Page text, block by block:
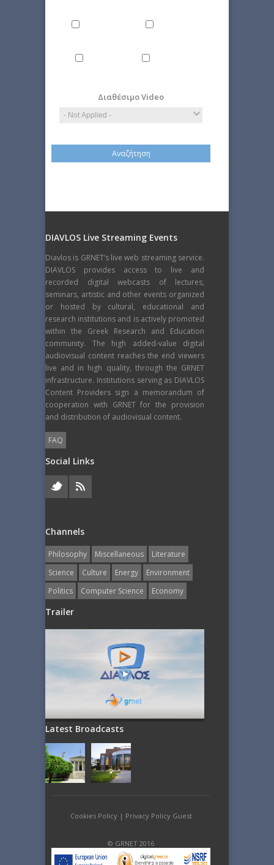
Διαθέσιμο Video
DIAVLOS Live Streaming Events
Diavlos is GRNET’s live web streaming service.
DIAVLOS provides access to live and
recorded digital webcasts of lectures,
seminars, artistic and other events organized
or hosted by cultural, educational and
research institutions and is actively promoted
within the Greek Research and Education
community. The high added-value digital
audiovisual content reaches the end viewers
live and in high quality, through the GRNET
infrastructure. Institutions serving as DIAVLOS
Content Providers sign a memorandum of
cooperation with GRNET for the provision
and distribution of audiovisual content.
FAQ
Social Links
Channels
Philosophy Miscellaneous
Literature
Science
Culture Energy
Εnvironment
Politics
Computer Science Economy
Trailer
Latest Broadcasts
Cookies Policy| Privacy Policy Guest
© GRNET 2016